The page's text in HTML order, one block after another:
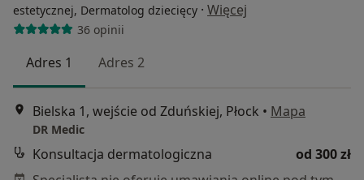
estetycznej, Dermatolog dziecięcy · Więcej
36 opinii
Adres 1 Adres 2
Bielska 1, wejście od Zduńskiej, Płock • Mapa
DR Medic
Konsultacja dermatologiczna
od 300 zł